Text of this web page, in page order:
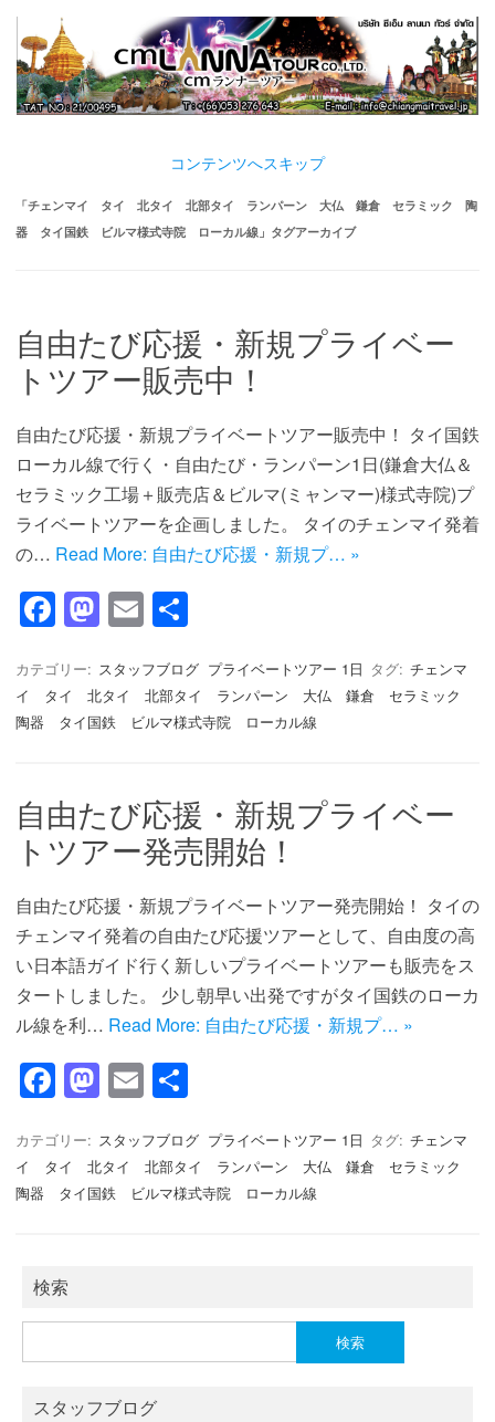
コンテンツへスキップ
「チェンマイ タイ 北タイ 北部タイ ランパーン 大仏 鎌倉 セラミック 陶
器 タイ国鉄 ビルマ様式寺院 ローカル線 」タグアーカイブ
自由たび応援・新規プライベー
トツアー販売中！
自由たび応援・新規プライベートツアー販売中！ タイ国鉄
ローカル線で行く・自由たび・ランパーン1日(鎌倉大仏＆
セラミック工場＋販売店＆ビルマ(ミャンマー)様式寺院)プ
ライベートツアーを企画しました。 タイのチェンマイ発着
の… Read More: 自由たび応援・新規プ… »
F
c
e
o
k
M
st
o
n
E
ail
カテゴリー: スタッフブログ プライベートツアー 1日 タグ: チェンマ
イ タイ 北タイ 北部タイ ランパーン 大仏 鎌倉 セラミック
陶器 タイ国鉄 ビルマ様式寺院 ローカル線
自由たび応援・新規プライベー
トツアー発売開始！
自由たび応援・新規プライベートツアー発売開始！ タイの
チェンマイ発着の自由たび応援ツアーとして、自由度の高
い日本語ガイド行く新しいプライベートツアーも販売をス
タートしました。 少し朝早い出発ですがタイ国鉄のローカ
ル線を利… Read More: 自由たび応援・新規プ… »
F
c
e
o
k
M
st
o
E
ail
カテゴリー: スタッフブログ プライベートツアー 1日 タグ: チェンマ
イ タイ 北タイ 北部タイ ランパーン 大仏 鎌倉 セラミック
陶器 タイ国鉄 ビルマ様式寺院 ローカル線
検索
索:
スタッフブログ